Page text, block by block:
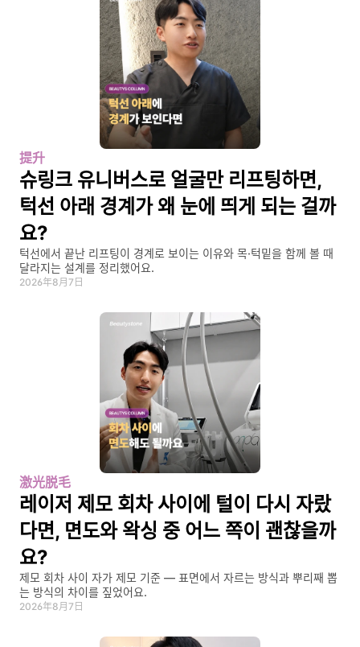
提升
슈링크 유니버스로 얼굴만 리프팅하면,
턱선 아래 경계가 왜 눈에 띄게 되는 걸까
요?
턱선에서 끝난 리프팅이 경계로 보이는 이유와 목·턱밑을 함께 볼 때
달라지는 설계를 정리했어요.
2026年8月7日
激光脱毛
레이저 제모 회차 사이에 털이 다시 자랐
다면, 면도와 왁싱 중 어느 쪽이 괜찮을까
요?
제모 회차 사이 자가 제모 기준 — 표면에서 자르는 방식과 뿌리째 뽑
는 방식의 차이를 짚었어요.
2026年8月7日